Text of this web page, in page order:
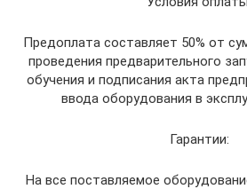
Предоплата составляет 50% от
проведения предварительного
обучения и подписания акта
ввода оборудования в
Гарантии:
На все поставляемое